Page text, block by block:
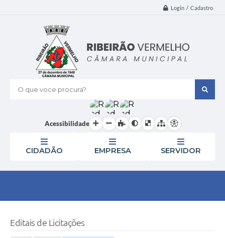
Login / Cadastro
O que voce procura?
Acessibilidade
CIDADÃO EMPRESA SERVIDOR
Editais de Licitações